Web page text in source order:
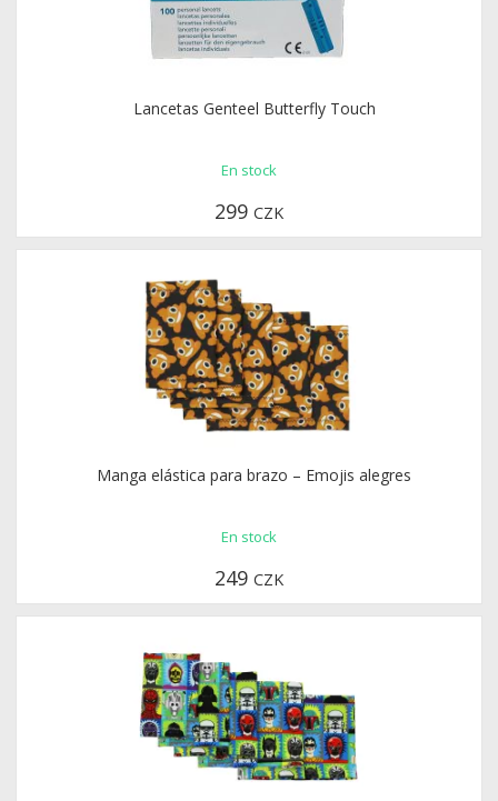
Lancetas Genteel Butterfly Touch
En stock
299 CZK
Manga elástica para brazo – Emojis alegres
En stock
249 CZK